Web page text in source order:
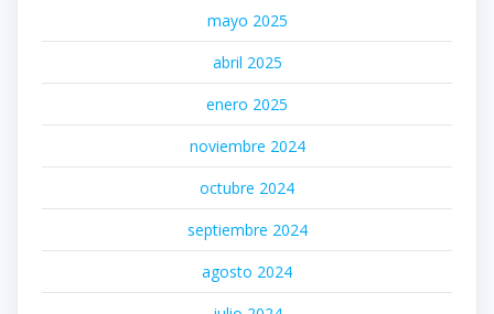
mayo 2025
abril 2025
enero 2025
noviembre 2024
octubre 2024
septiembre 2024
agosto 2024